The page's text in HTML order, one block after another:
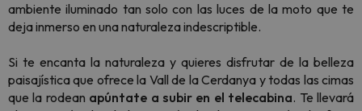
ambiente iluminado tan solo con las luces de la moto que te
deja inmerso en una naturaleza indescriptible.
Si te encanta la naturaleza y quieres disfrutar de la belleza
paisajística que ofrece la Vall de la Cerdanya y todas las cimas
que la rodean apúntate a subir en el telecabina. Te llevará